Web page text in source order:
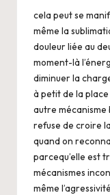
cela peut se
même la
douleur liée au
moment-là
diminuer la
à petit de la
autre mécanisme
refuse de croire
quand on
parcequ’elle est
mécanismes
même